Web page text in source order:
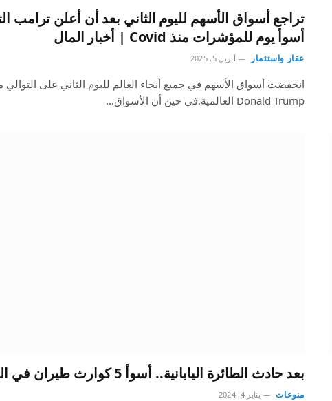
تراجع أسواق الأسهم لليوم الثاني بعد أن أعلن ترامب
أسوأ يوم للمؤشرات منذ Covid | أخبار المال
عقار واستثمار أبريل 5, 2025
انخفضت أسواق الأسهم في جميع أنحاء العالم لليوم الثاني على التوالي
Donald Trump العالمية.في حين أن الأسواق…
بعد حادث الطائرة اليابانية.. أسوأ 5 كوارث طيران في العالم
منوعات يناير 4, 2024